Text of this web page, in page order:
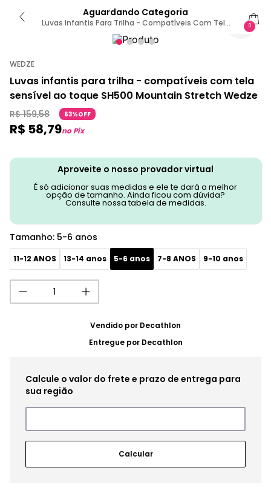
Aguardando Categoria
Luvas Infantis Para Trilha - Compatíveis Com Tela
Sensível Ao Toque SH500 Mountain Stretch Wedze
5-6 ANOS / Preto-Fumê
0
WEDZE
Luvas infantis para trilha - compatíveis com tela
sensível ao toque SH500 Mountain Stretch Wedze
R$ 159,58 63%OFF
R$ 58,79no Pix
Aproveite o nosso provador virtual
É só adicionar suas medidas e ele te dará a melhor
opção de tamanho. Ainda ficou com dúvida?
Consulte nossa tabela de medidas.
Tamanho: 5-6 anos
11-12 ANOS 13-14 anos 5-6 anos 7-8 ANOS 9-10 anos
Vendido por Decathlon
Entregue por Decathlon